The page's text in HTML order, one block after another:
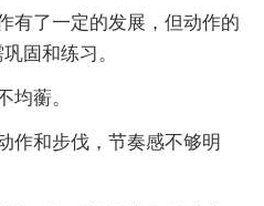
有了一定的发展，但动作的
固和练习。
均蘅。
作和步伐，节奏感不够明